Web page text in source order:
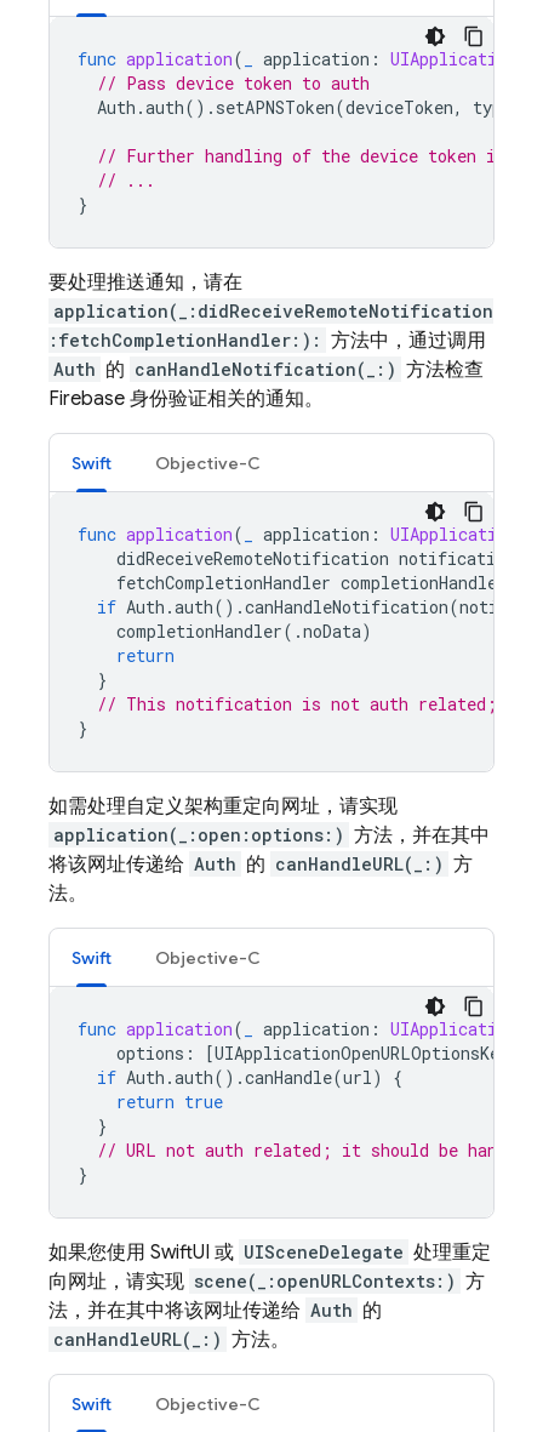
func application( application : UIApplication
// Pass device token to auth
Auth .auth(). setAPNSToken(deviceToken, type
// Further handling of the device token if
// ...
}
要处理推送通知，请在
application(_:didReceiveRemoteNotification
:fetchCompletionHandler:): 方法中，通过调用
Auth 的 canHandleNotification(_:) 方法检查
Firebase 身份验证相关的通知。
Swift Objective-C
func application( application : UIApplication
didReceiveRemoteNotification notification
fetchCompletionHandler completionHandler
if Auth .auth().canHandleNotification(
completionHandler(.noData)
return
}
// This notification is not auth related; it
}
如需处理自定义架构重定向网址，请实现
application(_:open:options:) 方法，并在其中
将该网址传递给 Auth 的 canHandleURL(_:) 方
法。
Swift Objective-C
func application( application : UIApplication
options : [UIApplicationOpenURLOptionsKey
if Auth .auth().canHandle(url)
{
return true
}
// URL not auth related; it should be handled
}
如果您使用 SwiftUI 或 UISceneDelegate 处理重定
向网址，请实现 scene(_:openURLContexts:) 方
法，并在其中将该网址传递给 Auth 的
canHandleURL(_:) 方法。
Swift Objective-C